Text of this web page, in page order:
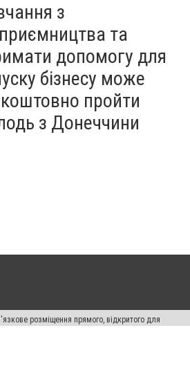
з
та
допомогу для
бізнесу може
пройти
з Донеччини
розміщення прямого, відкритого для